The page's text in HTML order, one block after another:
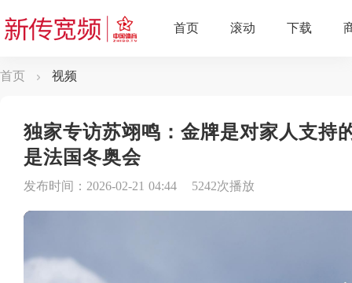
首页 视频
独家专访苏翊鸣：金牌是对家人支持
是法国冬奥会
发布时间：2026-02-21 04:44 5242次播放